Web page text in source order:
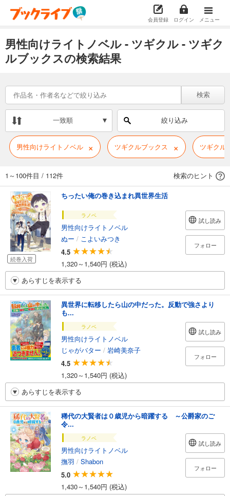
会員登録 ログイン メニュー
男性向けライトノベル - ツギクル - ツギク
ルブックスの検索結果
検索
一致順 絞り込み
男性向けライトノベル × ツギクルブックス × ツギクル
1～100件目 / 112件 検索のヒント
続巻入荷
ちったい俺の巻き込まれ異世界生活
ラノベ
男性向けライトノベル
ぬー / こよいみつき
4.5
1,320～1,540円 (税込)
試し読み
フォロー
あらすじを表示する
異世界に転移したら山の中だった。反動で強さより
も...
ラノベ
男性向けライトノベル
じゃがバター / 岩崎美奈子
4.5
1,320～1,540円 (税込)
試し読み
フォロー
あらすじを表示する
稀代の大賢者は０歳児から暗躍する ～公爵家のご
令...
ラノベ
男性向けライトノベル
撫羽 / Shabon
5.0
1,430～1,540円 (税込)
試し読み
フォロー